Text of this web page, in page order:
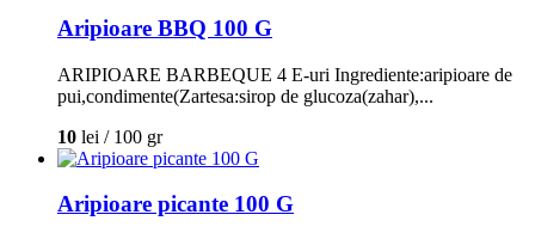
Aripioare BBQ 100 G
ARIPIOARE BARBEQUE 4 E-uri Ingrediente:aripioare de
pui,condimente(Zartesa:sirop de glucoza(zahar),...
10 lei / 100 gr
Aripioare picante 100 G